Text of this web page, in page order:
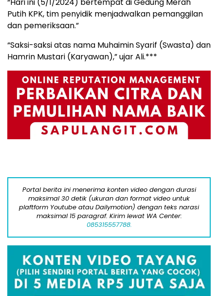
Putih KPK, tim penyidik menjadwalkan pemanggilan
dan pemeriksaan.”
“Saksi-saksi atas nama Muhaimin Syarif (Swasta) dan
Hamrin Mustari (Karyawan),” ujar Ali.***
Portal berita ini menerima konten video dengan durasi
maksimal 30 detik (ukuran dan format video untuk
plaftform Youtube atau Dailymotion) dengan teks narasi
maksimal 15 paragraf. Kirim lewat WA Center:
085315557788.